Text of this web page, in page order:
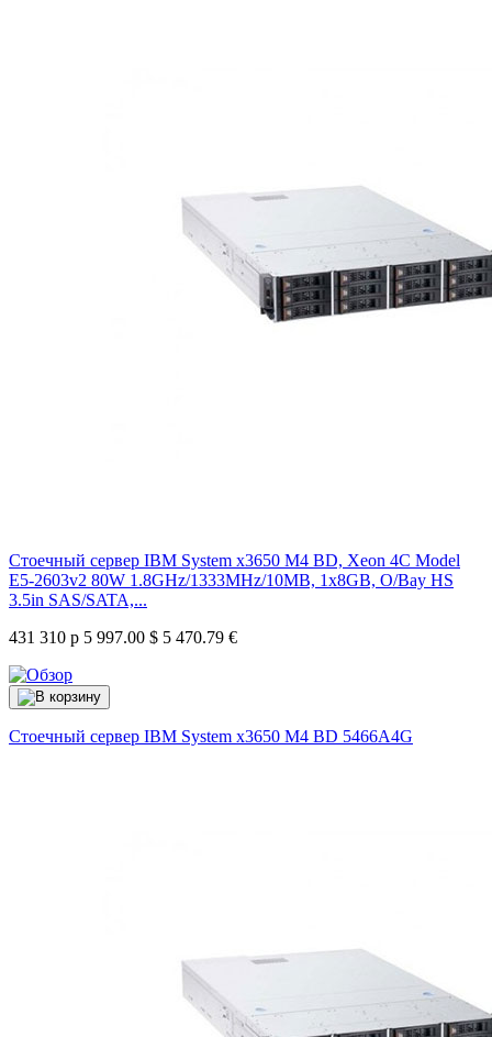
Стоечный сервер IBM System x3650 M4 BD, Xeon 4C Model
E5-2603v2 80W 1.8GHz/1333MHz/10MB, 1x8GB, O/Bay HS
3.5in SAS/SATA,...
431 310 р 5 997.00 $ 5 470.79 €
Стоечный сервер IBM System x3650 M4 BD 5466A4G